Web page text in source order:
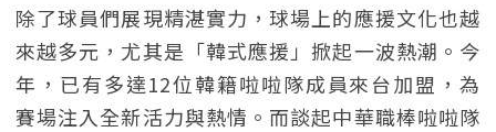
除了球員們展現精湛實力，球場上的應援文化也越
來越多元，尤其是「韓式應援」掀起一波熱潮。今
年，已有多達12位韓籍啦啦隊成員來台加盟，為
賽場注入全新活力與熱情。而談起中華職棒啦啦隊